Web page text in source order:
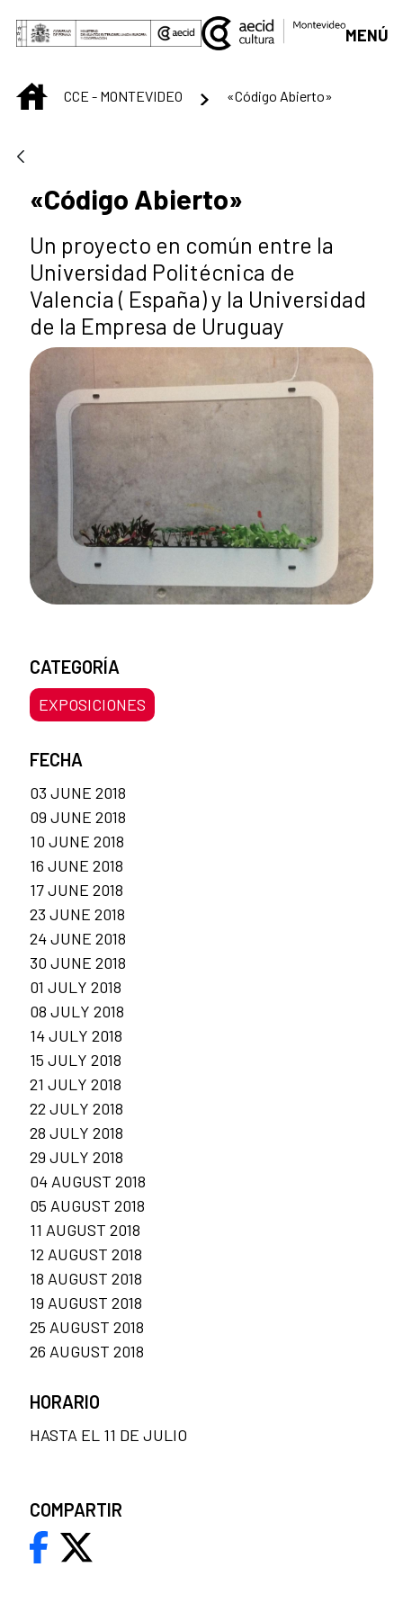
Skip to Main Content
MENÚ
INICIOCCE - MONTEVIDEO «Código Abierto»
«Código Abierto»
Un proyecto en común entre la
Universidad Politécnica de
Valencia ( España) y la Universidad
de la Empresa de Uruguay
CATEGORÍA
EXPOSICIONES
FECHA
03 JUNE 2018
09 JUNE 2018
10 JUNE 2018
16 JUNE 2018
17 JUNE 2018
23 JUNE 2018
24 JUNE 2018
30 JUNE 2018
01 JULY 2018
08 JULY 2018
14 JULY 2018
15 JULY 2018
21 JULY 2018
22 JULY 2018
28 JULY 2018
29 JULY 2018
04 AUGUST 2018
05 AUGUST 2018
11 AUGUST 2018
12 AUGUST 2018
18 AUGUST 2018
19 AUGUST 2018
25 AUGUST 2018
26 AUGUST 2018
HORARIO
HASTA EL 11 DE JULIO
COMPARTIR